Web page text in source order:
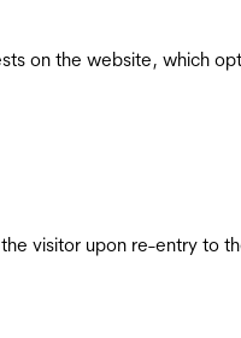
on the website, which
visitor upon re-entry to